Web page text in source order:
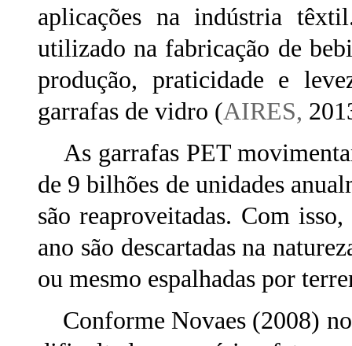
aplicações na indústria
utilizado na fabricação de
produção, praticidade e
garrafas de vidro (AIRES,
As garrafas PET
de 9 bilhões de unidades
são reaproveitadas. Com
ano são descartadas na
ou mesmo espalhadas por
Conforme Novaes (2008)